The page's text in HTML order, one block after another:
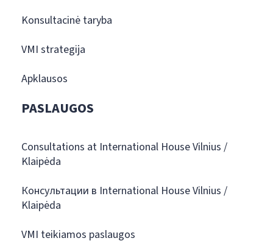
Konsultacinė taryba
VMI strategija
Apklausos
PASLAUGOS
Consultations at International House Vilnius /
Klaipėda
Консультации в International House Vilnius /
Klaipėda
VMI teikiamos paslaugos